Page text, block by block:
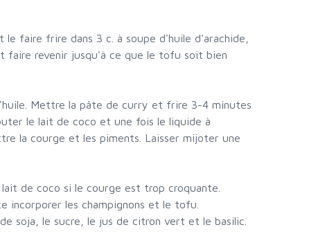
le faire frire dans 3 c. à soupe d'huile d'arachide,
faire revenir jusqu'à ce que le tofu soit bien
Mettre la pâte de curry et frire 3-4 minutes
le lait de coco et une fois le liquide à
la courge et les piments. Laisser mijoter une
de coco si le courge est trop croquante.
incorporer les champignons et le tofu.
soja, le sucre, le jus de citron vert et le basilic.